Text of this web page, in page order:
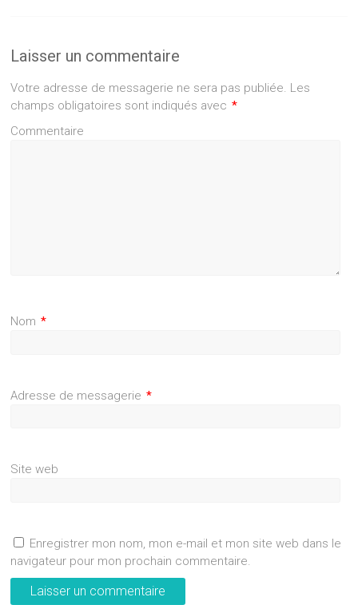
Laisser un commentaire
Votre adresse de messagerie ne sera pas publiée. Les
champs obligatoires sont indiqués avec *
Commentaire
Nom *
Adresse de messagerie *
Site web
Enregistrer mon nom, mon e-mail et mon site web dans le
navigateur pour mon prochain commentaire.